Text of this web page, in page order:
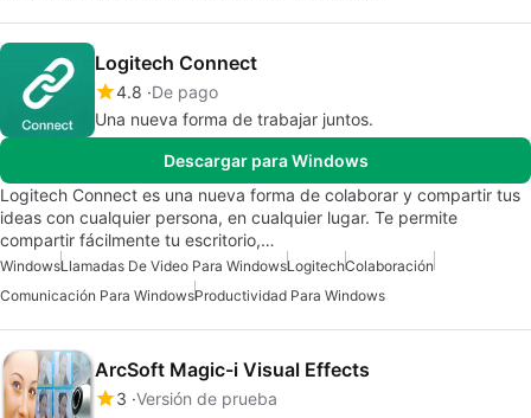
Logitech Connect
4.8 De pago
Una nueva forma de trabajar juntos.
Descargar para Windows
Logitech Connect es una nueva forma de colaborar y compartir tus
ideas con cualquier persona, en cualquier lugar. Te permite
compartir fácilmente tu escritorio,…
WindowsLlamadas De Video Para WindowsLogitechColaboración
Comunicación Para WindowsProductividad Para Windows
ArcSoft Magic-i Visual Effects
3 Versión de prueba